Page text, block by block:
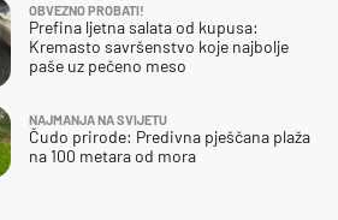
OBVEZNO PROBATI!
Prefina ljetna salata od kupusa:
Kremasto savršenstvo koje najbolje
paše uz pečeno meso
NAJMANJA NA SVIJETU
Čudo prirode: Predivna pješčana plaža
na 100 metara od mora